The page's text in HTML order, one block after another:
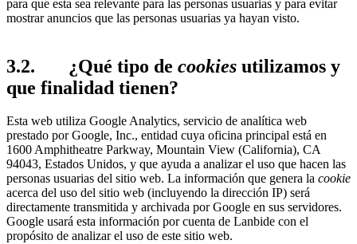
para que esta sea relevante para las personas usuarias y para evitar
mostrar anuncios que las personas usuarias ya hayan visto.
3.2. ¿Qué tipo de cookies utilizamos y
que finalidad tienen?
Esta web utiliza Google Analytics, servicio de analítica web
prestado por Google, Inc., entidad cuya oficina principal está en
1600 Amphitheatre Parkway, Mountain View (California), CA
94043, Estados Unidos, y que ayuda a analizar el uso que hacen las
personas usuarias del sitio web. La información que genera la cookie
acerca del uso del sitio web (incluyendo la dirección IP) será
directamente transmitida y archivada por Google en sus servidores.
Google usará esta información por cuenta de Lanbide con el
propósito de analizar el uso de este sitio web.